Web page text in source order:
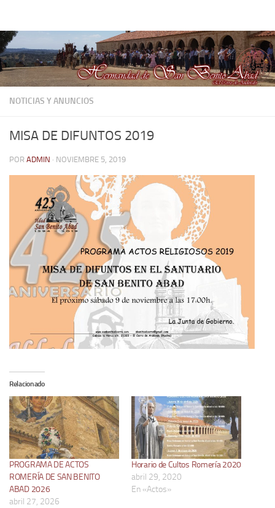
NOTICIAS Y ANUNCIOS
MISA DE DIFUNTOS 2019
POR ADMIN · NOVIEMBRE 5, 2019
Relacionado
PROGRAMA DE ACTOS
ROMERÍA DE SAN BENITO
ABAD 2026
abril 27, 2026
Horario de Cultos Romería 2020
abril 29, 2020
En «Actos»